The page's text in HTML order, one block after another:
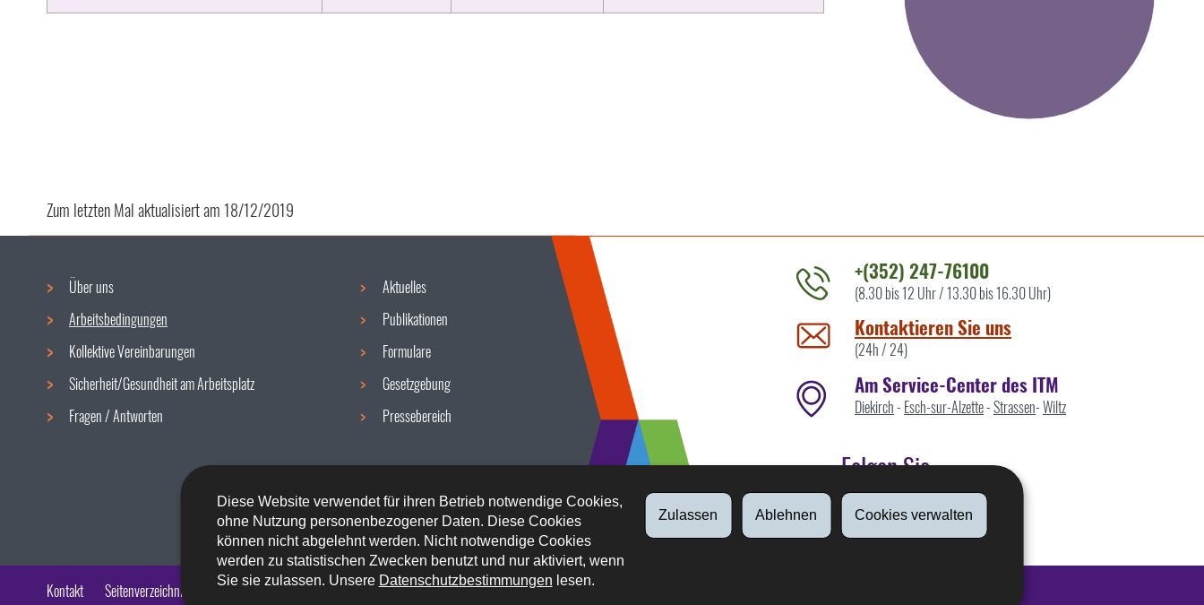
Diese Website verwendet für ihren Betrieb notwendige Cookies,
ohne Nutzung personenbezogener Daten. Diese Cookies
können nicht abgelehnt werden. Nicht notwendige Cookies
werden zu statistischen Zwecken benutzt und nur aktiviert, wenn
Sie sie zulassen. Unsere Datenschutzbestimmungen lesen.
Zulassen Ablehnen Cookies verwalten
Zum letzten Mal aktualisiert am18/12/2019
Navigationsmenü
Über uns
Arbeitsbedingungen
Kollektive Vereinbarungen
Sicherheit/Gesundheit am Arbeitsplatz
Fragen / Antworten
Aktuelles
Publikationen
Formulare
Gesetzgebung
Pressebereich
Kontaktieren
Sie
uns
+(352) 247-76100
(8.30 bis 12 Uhr / 13.30 bis 16.30 Uhr)
Kontaktieren Sie uns
(24h / 24)
Am Service-Center des ITM
Diekirch- Esch-sur-Alzette-Strassen-Wiltz
Folgen Sie
Linkedin
Kontakt Seitenverzeichnis Impressum Barrierefreiheit Rechtliche Aspekte Datenschutz